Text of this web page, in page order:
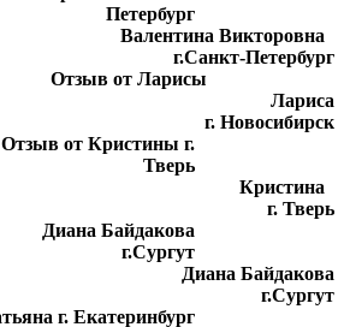
Валентина Викторовна
г.Санкт-Петербург
Лариса
г. Новосибирск
Кристина
г. Тверь
Диана Байдакова
г.Сургут